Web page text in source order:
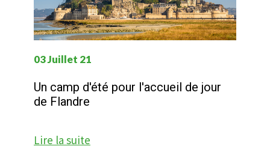
03 Juillet 21
Un camp d'été pour l'accueil de jour
de Flandre
Lire la suite